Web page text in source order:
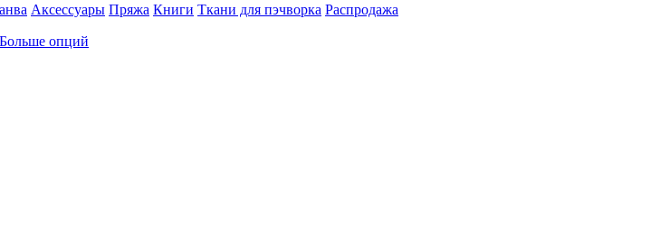
Аксессуары Пряжа Книги Ткани для пэчворка Распродажа
Больше опций